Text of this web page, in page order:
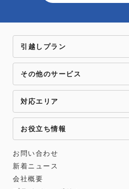
引越しプラン
その他のサービス
対応エリア
お役立ち情報
お問い合わせ
新着ニュース
会社概要